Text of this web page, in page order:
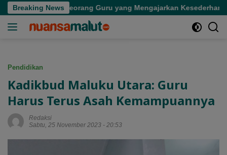
Langsung
ke
Breaking News
Seorang Guru yang Mengajarkan Kesederhanaan
Pendidikan
Kadikbud Maluku Utara: Guru
Harus Terus Asah Kemampuannya
Redaksi
Sabtu, 25 November 2023 - 20:53